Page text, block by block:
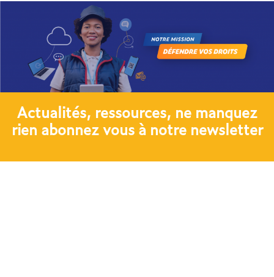
Actualités, ressources, ne manquez
rien abonnez vous à notre newsletter​